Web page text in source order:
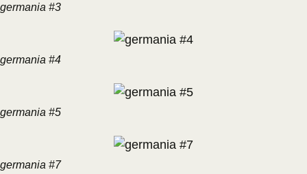
germania #3
germania #4
germania #5
germania #7